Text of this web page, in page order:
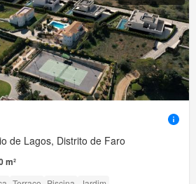
de Lagos, Distrito de Faro
m²